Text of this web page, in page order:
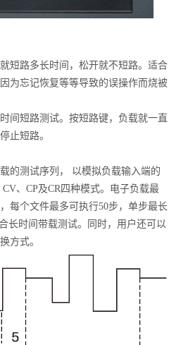
短路多长时间，松开就不短路。适合
为忘记恢复等等导致的误操作而烧被
间短路测试。按短路键，负载就一直
止短路。
的测试序列， 以模拟负载输入端的
、CP及CR四种模式。电子负载最
每个文件最多可执行50步，单步最长
长时间带载测试。同时，用户还可以
方式。